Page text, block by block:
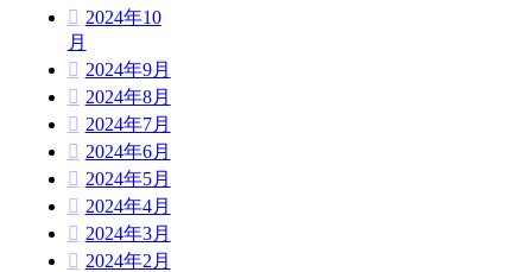
2024年10
月
2024年9月
2024年8月
2024年7月
2024年6月
2024年5月
2024年4月
2024年3月
2024年2月